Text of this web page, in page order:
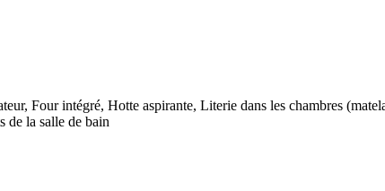
Four intégré, Hotte aspirante, Literie dans les chambres
de la salle de bain